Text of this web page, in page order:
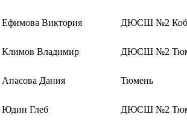
Ефимова Виктория ДЮСШ №2
Климов Владимир ДЮСШ №2
Апасова Дания Тюмень
Юдин Глеб ДЮСШ №2